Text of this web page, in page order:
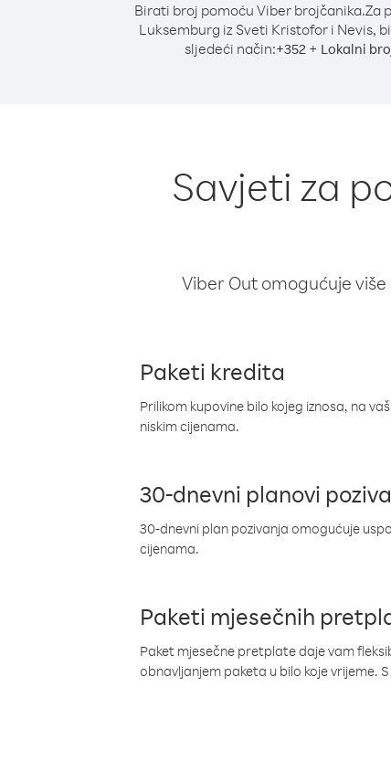
Birati broj pomoću Viber brojčanika.Za
Luksemburg iz Sveti Kristofor i Nevis,
sljedeći način:+352 + Lokalni
Savjeti za
Viber Out omogućuje
Paketi kredita
Prilikom kupovine bilo kojeg iznosa, na
niskim cijenama.
30-dnevni planovi
30-dnevni plan pozivanja omogućuje
cijenama.
Paketi mjesečnih
Paket mjesečne pretplate daje vam
obnavljanjem paketa u bilo koje vrijeme.